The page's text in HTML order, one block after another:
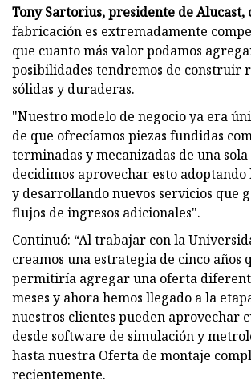
Tony Sartorius, presidente de Alucast,
fabricación es extremadamente
que cuanto más valor podamos
posibilidades tendremos de construir
sólidas y duraderas.
"Nuestro modelo de negocio ya era
de que ofrecíamos piezas fundidas
terminadas y mecanizadas de una
decidimos aprovechar esto
y desarrollando nuevos servicios que
flujos de ingresos adicionales".
Continuó: “Al trabajar con la
creamos una estrategia de cinco años
permitiría agregar una oferta
meses y ahora hemos llegado a la
nuestros clientes pueden aprovechar
desde software de simulación y
hasta nuestra Oferta de montaje
recientemente.